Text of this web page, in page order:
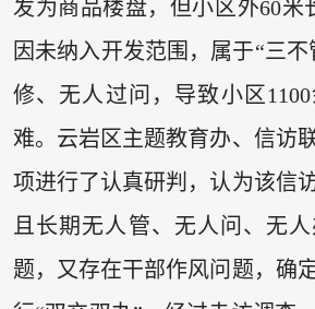
发为商品楼盘，但小区外60米
因未纳入开发范围，属于“三
修、无人过问，导致小区
难。云岩区主题教育办、信访
项进行了认真研判，认为该信
且长期无人管、无人问、无
题，又存在干部作风问题，确